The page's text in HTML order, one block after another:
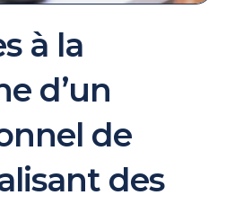
à la
d’un
de
des